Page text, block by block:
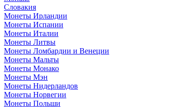
Словакия
Монеты Ирландии
Монеты Испании
Монеты Италии
Монеты Литвы
Монеты Ломбардии и Венеции
Монеты Мальты
Монеты Монако
Монеты Мэн
Монеты Нидерландов
Монеты Норвегии
Монеты Польши